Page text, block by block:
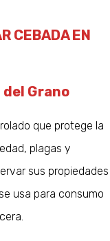
CEBADA EN
Grano
que protege la
plagas y
sus propiedades
usa para consumo